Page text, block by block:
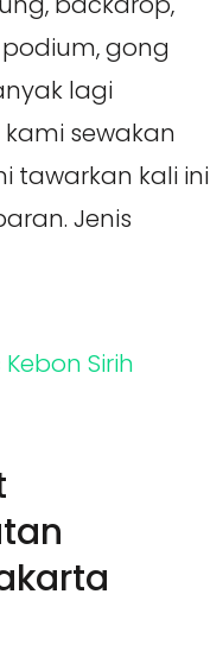
gong
lagi
sewakan
tawarkan kali ini
Jenis